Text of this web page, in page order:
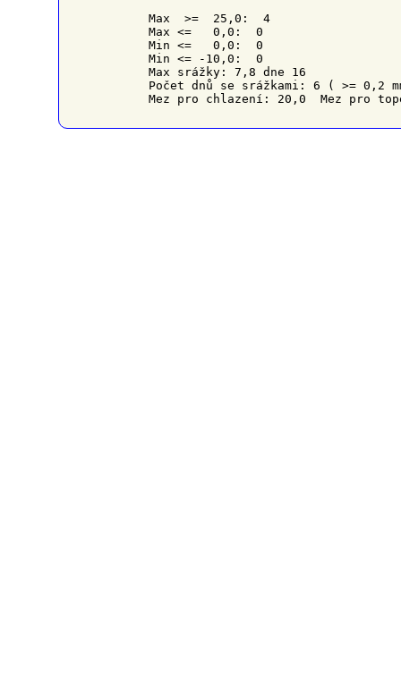
Max  >=  25,0:  4
Max <=   0,0:  0
Min <=   0,0:  0
Min <= -10,0:  0
Max srážky: 7,8 dne 16
Počet dnů se srážkami: 6 ( >= 0,2